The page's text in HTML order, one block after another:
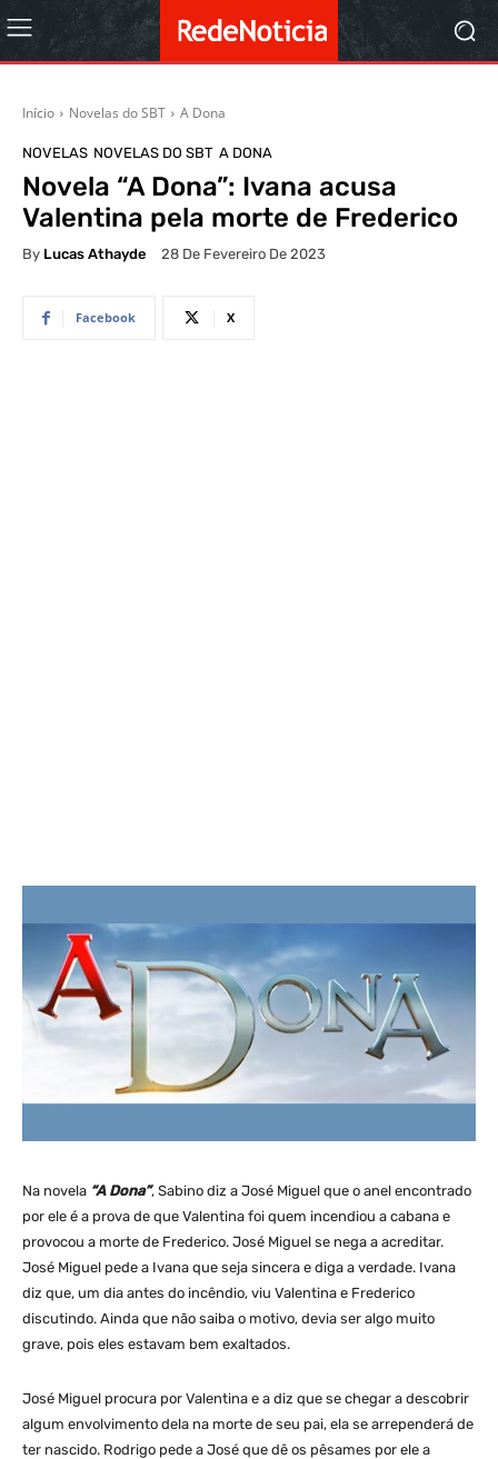
Início Novelas do SBT A Dona
NOVELAS NOVELAS DO SBT A DONA
Novela “A Dona”: Ivana acusa
Valentina pela morte de Frederico
By Lucas Athayde 28 De Fevereiro De 2023
Facebook X
Na novela “A Dona”, Sabino diz a José Miguel que o anel encontrado
por ele é a prova de que Valentina foi quem incendiou a cabana e
provocou a morte de Frederico. José Miguel se nega a acreditar.
José Miguel pede a Ivana que seja sincera e diga a verdade. Ivana
diz que, um dia antes do incêndio, viu Valentina e Frederico
discutindo. Ainda que não saiba o motivo, devia ser algo muito
grave, pois eles estavam bem exaltados.
José Miguel procura por Valentina e a diz que se chegar a descobrir
algum envolvimento dela na morte de seu pai, ela se arrependerá de
ter nascido. Rodrigo pede a José que dê os pêsames por ele a